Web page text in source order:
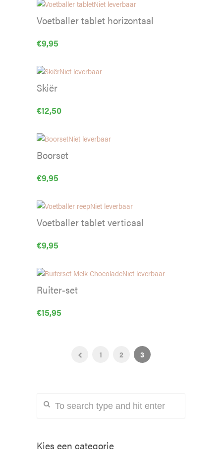
Niet leverbaar
Voetballer tablet horizontaal
€9,95
Niet leverbaar
Skiër
€12,50
Niet leverbaar
Boorset
€9,95
Niet leverbaar
Voetballer tablet verticaal
€9,95
Niet leverbaar
Ruiter-set
€15,95
1 2 3
Kies een categorie